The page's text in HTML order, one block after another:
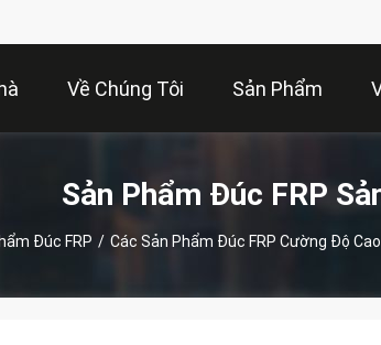
Về Chúng Tôi Sản Phẩm
Sản Phẩm Đúc FRP
Đúc FRP / Các Sản Phẩm Đúc FRP Cường Độ